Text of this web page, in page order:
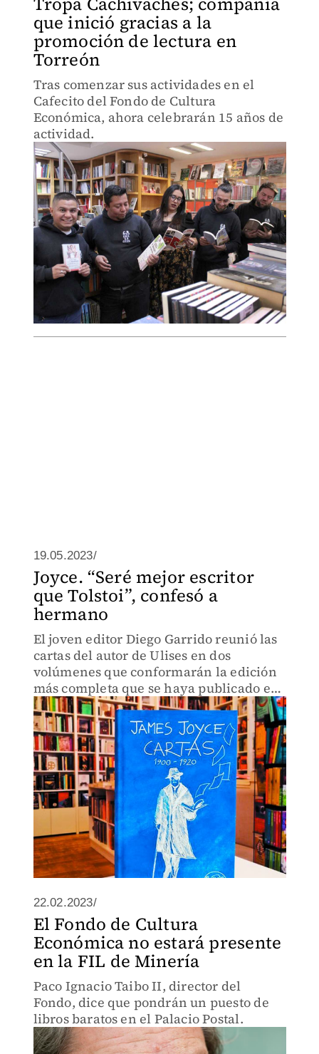
que inició gracias a la
promoción de lectura en
Torreón
Tras comenzar sus actividades en el
Cafecito del Fondo de Cultura
Económica, ahora celebrarán 15 años de
actividad.
19.05.2023/
Joyce. “Seré mejor escritor
que Tolstoi”, confesó a
hermano
El joven editor Diego Garrido reunió las
cartas del autor de Ulises en dos
volúmenes que conformarán la edición
más completa que se haya publicado en
nuestra lengua
22.02.2023/
El Fondo de Cultura
Económica no estará presente
en la FIL de Minería
Paco Ignacio Taibo II, director del
Fondo, dice que pondrán un puesto de
libros baratos en el Palacio Postal.